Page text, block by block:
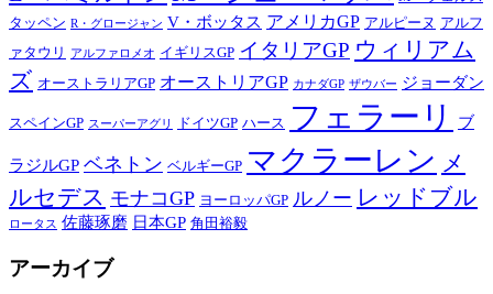
タッペン R・グロージャン V・ボッタス アメリカGP アルピーヌ アルフ
ァタウリ
アルファロメオ イギリスGP イタリアGP ウィリアム
ズ オーストラリアGP オーストリアGP カナダGP ザウバー ジョーダン
スペインGP スーパーアグリ ドイツGP ハース フェラーリ ブ
ラジルGP ベネトン ベルギーGP マクラーレン メ
ルセデス モナコGP ヨーロッパGP ルノー レッドブル
ロータス 佐藤琢磨 日本GP 角田裕毅
アーカイブ